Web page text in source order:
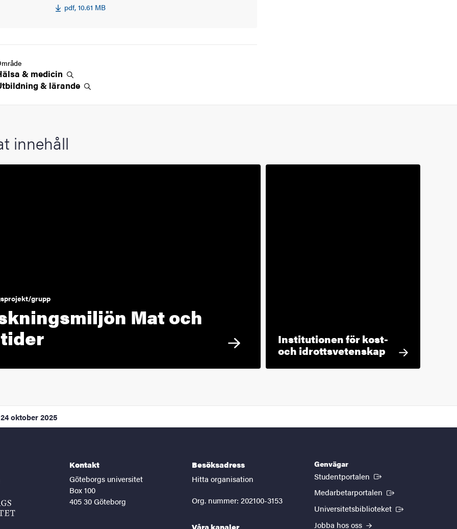
pdf, 10.61 MB
& medicin
& lärande
innehåll
grupp
Mat och
Institutionen för kost-
och idrottsvetenskap
24 oktober 2025
Kontakt
Göteborgs universitet
Box 100
405 30 Göteborg
Besöksadress
Hitta organisation
Org. nummer: 202100-3153
Våra kanaler
Genvägar
Studentportalen (Extern länk)
Medarbetarportalen (Extern länk)
Universitetsbiblioteket (Extern länk)
Jobba hos oss